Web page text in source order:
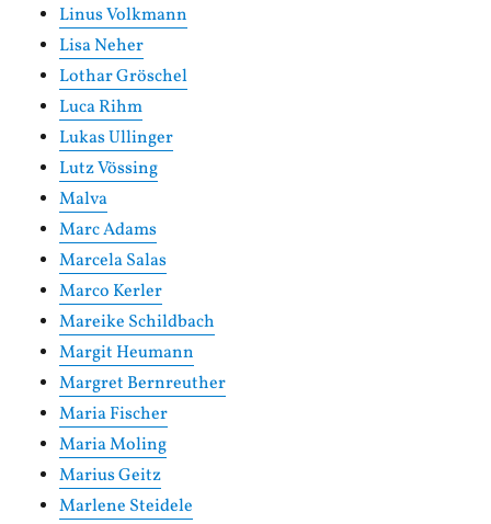
Linus Volkmann
Lisa Neher
Lothar Gröschel
Luca Rihm
Lukas Ullinger
Lutz Vössing
Malva
Marc Adams
Marcela Salas
Marco Kerler
Mareike Schildbach
Margit Heumann
Margret Bernreuther
Maria Fischer
Maria Moling
Marius Geitz
Marlene Steidele